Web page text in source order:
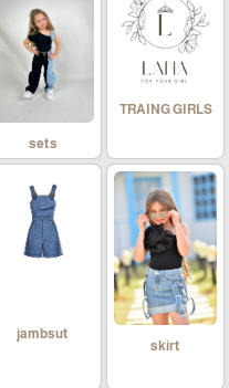
TRAING GIRLS
sets
skirt
jambsut